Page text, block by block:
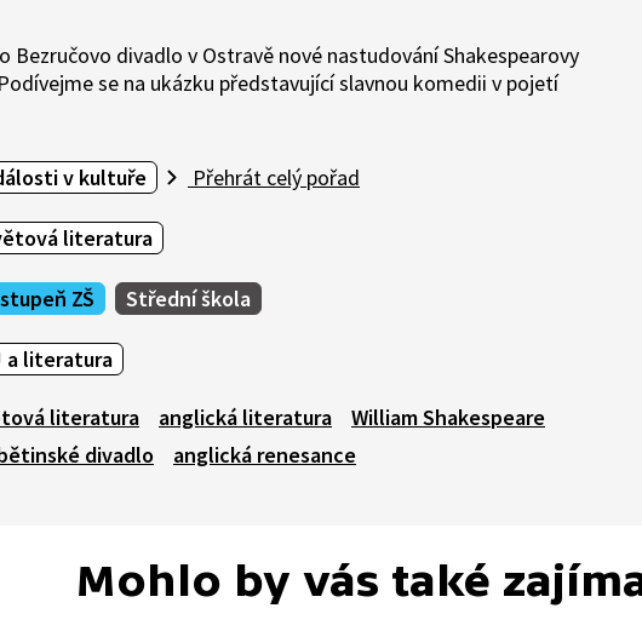
Bezručovo divadlo v Ostravě nové nastudování Shakespearovy
se na ukázku představující slavnou komedii v pojetí
v kultuře Přehrát celý pořad
literatura
ZŠ Střední škola
a literatura
literatura anglická literatura
William Shakespeare
divadlo
anglická renesance
Mohlo by vás také